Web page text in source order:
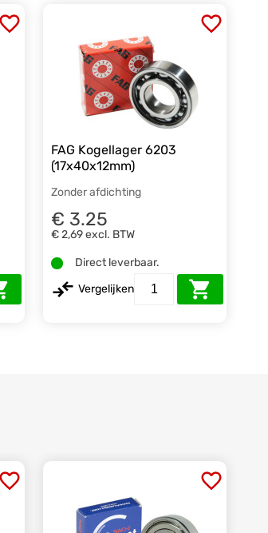
FAG Kogellager 6203
(17x40x12mm)
Zonder afdichting
€ 3.25
€ 2,69excl. BTW
Direct leverbaar.
Vergelijken